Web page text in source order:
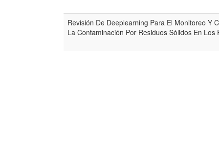
Revisión De Deeplearning Para El Monitoreo Y
La Contaminación Por Residuos Sólidos En Los